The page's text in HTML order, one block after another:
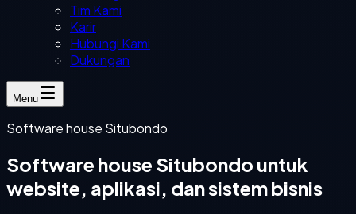
Tim Kami
Karir
Hubungi Kami
Dukungan
Menu
Software house Situbondo
Software house Situbondo untuk
website, aplikasi, dan sistem bisnis